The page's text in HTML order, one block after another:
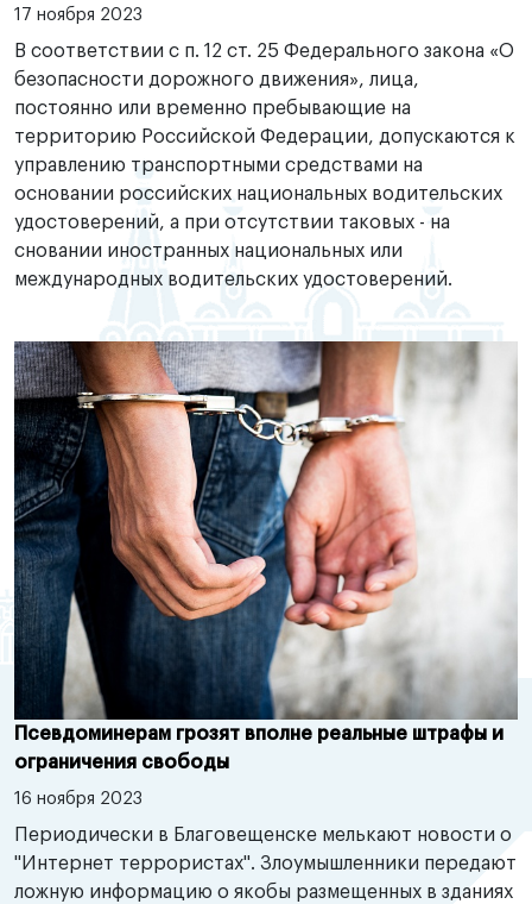
17 ноября 2023
В соответствии с п. 12 ст. 25 Федерального закона «О
безопасности дорожного движения», лица,
постоянно или временно пребывающие на
территорию Российской Федерации, допускаются к
управлению транспортными средствами на
основании российских национальных водительских
удостоверений, а при отсутствии таковых - на
сновании иностранных национальных или
международных водительских удостоверений.
Псевдоминерам грозят вполне реальные штрафы и
ограничения свободы
16 ноября 2023
Периодически в Благовещенске мелькают новости о
"Интернет террористах". Злоумышленники передают
ложную информацию о якобы размещенных в зданиях